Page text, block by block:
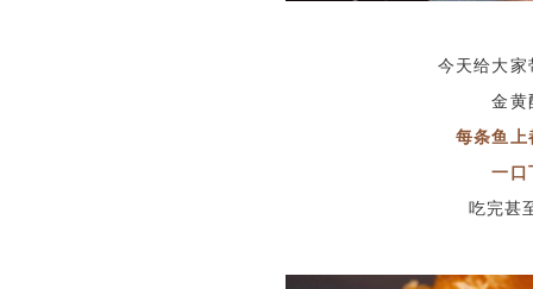
今天给大家
金黄
每条鱼上
一口
吃完甚